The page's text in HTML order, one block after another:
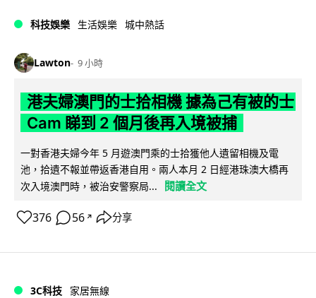
科技娛樂 生活娛樂 城中熱話
Lawton 9 小時
港夫婦澳門的士拾相機 據為己有被的士
Cam 睇到 2 個月後再入境被捕
一對香港夫婦今年 5 月遊澳門乘的士拾獲他人遺留相機及電
池，拾遺不報並帶返香港自用。兩人本月 2 日經港珠澳大橋再
次入境澳門時，被治安警察局...
閱讀全文
376 56 ↗ 分享
3C科技 家居無線